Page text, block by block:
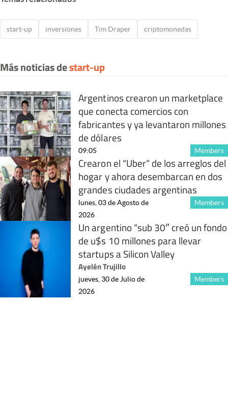
start-up inversiones Tim Draper criptomonedas
Más noticias destart-up
Argentinos crearon un marketplace
que conecta comercios con
fabricantes y ya levantaron millones
de dólares
Members
09:05
Crearon el “Uber” de los arreglos del
hogar y ahora desembarcan en dos
grandes ciudades argentinas
Members
lunes, 03 de Agosto de
2026
Un argentino “sub 30″ creó un fondo
de u$s 10 millones para llevar
startups a Silicon Valley
Ayelén Trujillo
Members
jueves, 30 de Julio de
2026